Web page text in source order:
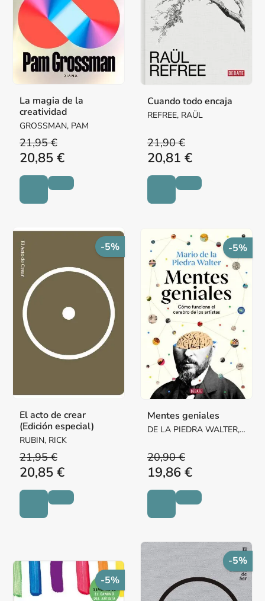
La magia de la
creatividad
GROSSMAN, PAM
21,95 €
20,85 €
Cuando todo encaja
REFREE, RAÜL
21,90 €
20,81 €
-5%
El acto de crear
(Edición especial)
RUBIN, RICK
21,95 €
20,85 €
-5%
Mentes geniales
DE LA PIEDRA WALTER,
20,90 €
19,86 €
-5%
-5%